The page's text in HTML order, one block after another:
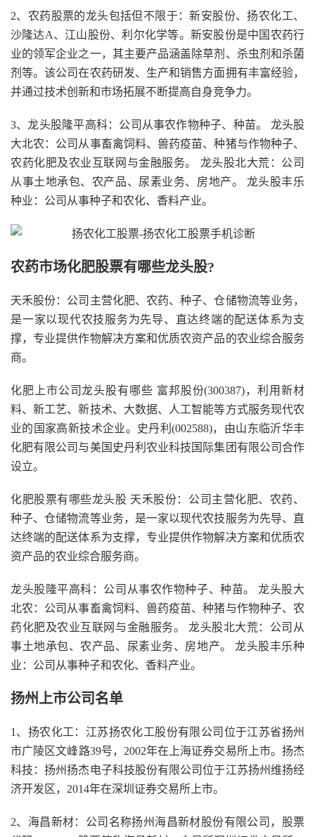
2、农药股票的龙头包括但不限于：新安股份、扬农化工、
沙隆达A、江山股份、利尔化学等。新安股份是中国农药行
业的领军企业之一，其主要产品涵盖除草剂、杀虫剂和杀菌
剂等。该公司在农药研发、生产和销售方面拥有丰富经验，
并通过技术创新和市场拓展不断提高自身竞争力。
3、龙头股隆平高科：公司从事农作物种子、种苗。 龙头股
大北农：公司从事畜禽饲料、兽药疫苗、种猪与作物种子、
农药化肥及农业互联网与金融服务。 龙头股北大荒：公司
从事土地承包、农产品、尿素业务、房地产。 龙头股丰乐
种业：公司从事种子和农化、香料产业。
农药市场化肥股票有哪些龙头股?
天禾股份：公司主营化肥、农药、种子、仓储物流等业务，
是一家以现代农技服务为先导、直达终端的配送体系为支
撑，专业提供作物解决方案和优质农资产品的农业综合服务
商。
化肥上市公司龙头股有哪些 富邦股份(300387)，利用新材
料、新工艺、新技术、大数据、人工智能等方式服务现代农
业的国家高新技术企业。史丹利(002588)，由山东临沂华丰
化肥有限公司与美国史丹利农业科技国际集团有限公司合作
设立。
化肥股票有哪些龙头股 天禾股份：公司主营化肥、农药、
种子、仓储物流等业务，是一家以现代农技服务为先导、直
达终端的配送体系为支撑，专业提供作物解决方案和优质农
资产品的农业综合服务商。
龙头股隆平高科：公司从事农作物种子、种苗。 龙头股大
北农：公司从事畜禽饲料、兽药疫苗、种猪与作物种子、农
药化肥及农业互联网与金融服务。 龙头股北大荒：公司从
事土地承包、农产品、尿素业务、房地产。 龙头股丰乐种
业：公司从事种子和农化、香料产业。
扬州上市公司名单
1、扬农化工：江苏扬农化工股份有限公司位于江苏省扬州
市广陵区文峰路39号，2002年在上海证券交易所上市。扬杰
科技：扬州扬杰电子科技股份有限公司位于江苏扬州维扬经
济开发区，2014年在深圳证券交易所上市。
2、海昌新材：公司名称扬州海昌新材股份有限公司，股票